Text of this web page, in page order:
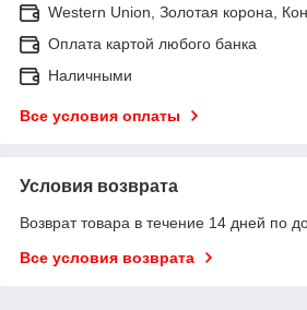
Western Union, Золотая корона,
Оплата картой любого банка
Наличными
Все условия оплаты
Условия возврата
Возврат товара в течение 14 дней по
Все условия возврата